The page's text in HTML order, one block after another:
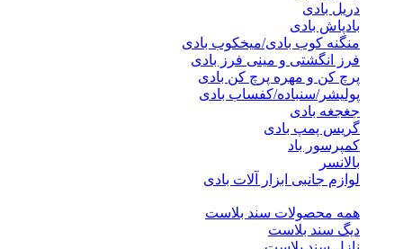
دریل بادی
بادپاش بادی
منگنه کوب بادی/میخکوب بادی
فرز انگشتی و مینی فرز بادی
پرچ کن و مهره پرچ کن بادی
پولیشر/سنباده/کفساب بادی
جغجغه بادی
گریس پمپ بادی
کمپرسور باد
بالانسر
لوازم جانبی ابزار آلات بادی
همه محصولات سند بلاست
دیگ سند بلاست